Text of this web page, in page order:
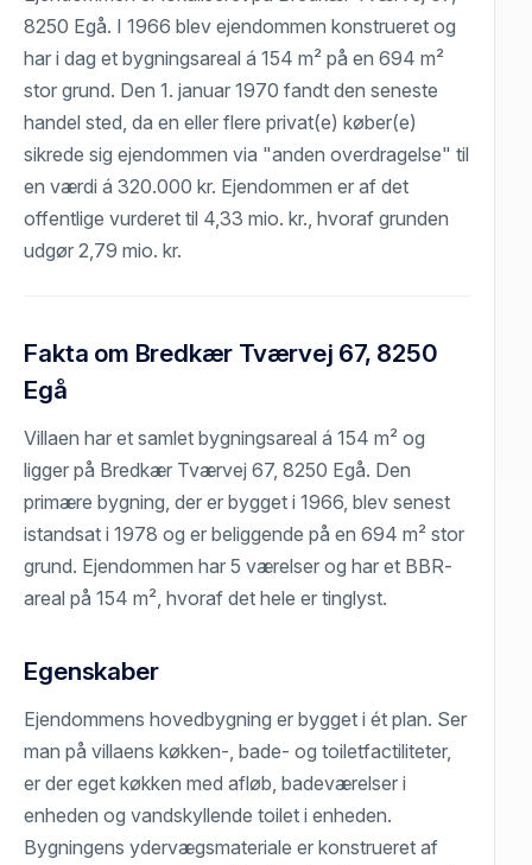
8250 Egå. I 1966 blev ejendommen konstrueret og
har i dag et bygningsareal á 154 m² på en 694 m²
stor grund. Den 1. januar 1970 fandt den seneste
handel sted, da en eller flere privat(e) køber(e)
sikrede sig ejendommen via "anden overdragelse" til
en værdi á 320.000 kr. Ejendommen er af det
offentlige vurderet til 4,33 mio. kr., hvoraf grunden
udgør 2,79 mio. kr.
Fakta om Bredkær Tværvej 67, 8250
Egå
Villaen har et samlet bygningsareal á 154 m² og
ligger på Bredkær Tværvej 67, 8250 Egå. Den
primære bygning, der er bygget i 1966, blev senest
istandsat i 1978 og er beliggende på en 694 m² stor
grund. Ejendommen har 5 værelser og har et BBR-
areal på 154 m², hvoraf det hele er tinglyst.
Egenskaber
Ejendommens hovedbygning er bygget i ét plan. Ser
man på villaens køkken-, bade- og toiletfactiliteter,
er der eget køkken med afløb, badeværelser i
enheden og vandskyllende toilet i enheden.
Bygningens ydervægsmateriale er konstrueret af